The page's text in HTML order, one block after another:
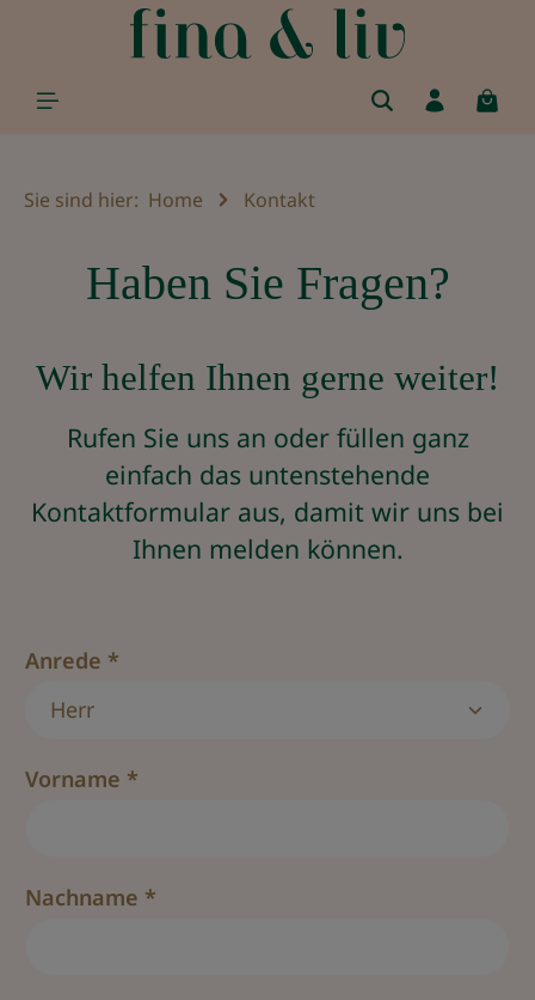
springen
Sie sind hier: Home Kontakt
Haben Sie Fragen?
Wir helfen Ihnen gerne weiter!
Rufen Sie uns an oder füllen ganz
einfach das untenstehende
Kontaktformular aus, damit wir uns bei
Ihnen melden können.
Anrede *
Vorname *
Nachname *